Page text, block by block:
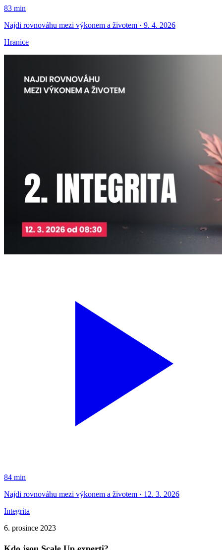
83 min
Najdi rovnováhu mezi výkonem a životem · 9. 4. 2026
Hranice
84 min
Najdi rovnováhu mezi výkonem a životem · 12. 3. 2026
Integrita
6. prosince 2023